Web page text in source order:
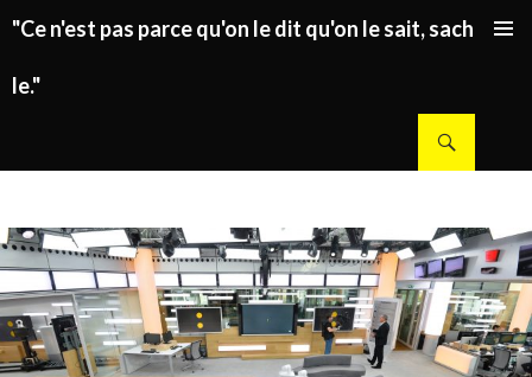
"Ce n'est pas parce qu'on le dit qu'on le sait, sachez
le."